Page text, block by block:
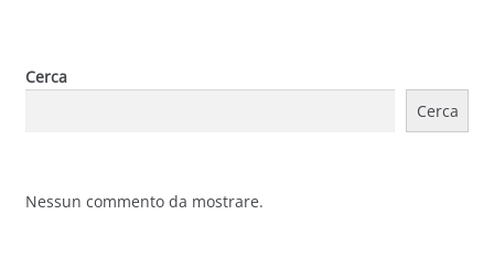
Cerca
Cerca
Nessun commento da mostrare.